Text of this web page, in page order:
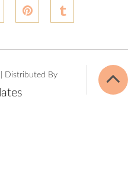
| Distributed By